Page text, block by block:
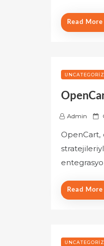
o
n
Read More
Admin
P
s
t
o
n
OpenCart,
Read More